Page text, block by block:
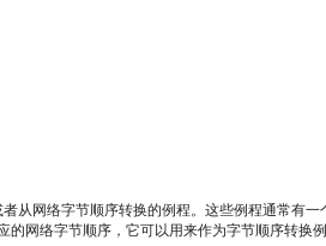
从网络字节顺序转换的例程。这些例程通常有
网络字节顺序，它可以用来作为字节顺序转换例